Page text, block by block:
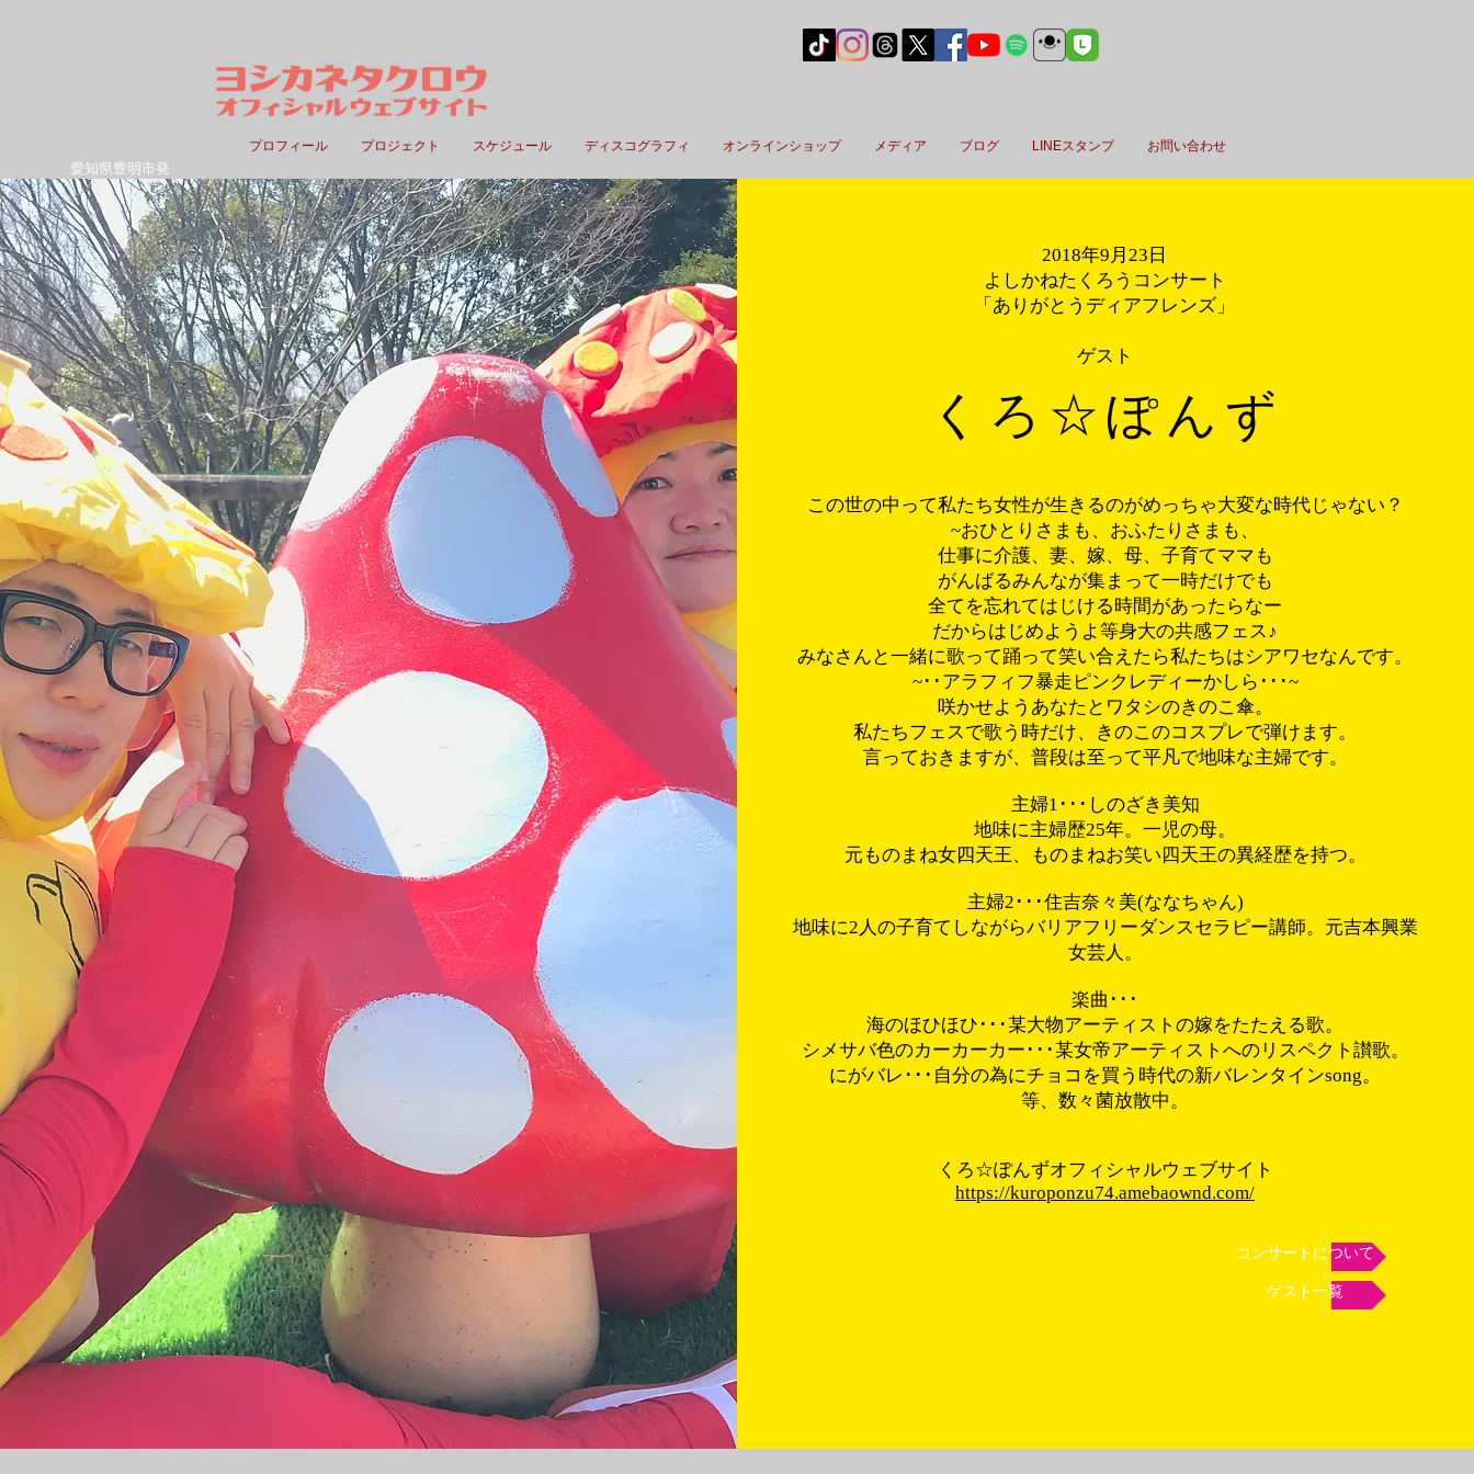
愛知県豊明市発
プロフィール プロジェクト スケジュール ディスコグラフィ オンラインショップ メディア ブログ LINEスタンプ お問い合わせ
2018年9月23日
よしかねたくろうコンサート
「ありがとうディアフレンズ」
​ゲスト
くろ☆ぽんず
この世の中って私たち女性が生きるのがめっちゃ大変な時代じゃない？
~おひとりさまも、おふたりさまも、
仕事に介護、妻、嫁、母、子育てママも
がんばるみんなが集まって一時だけでも
全てを忘れてはじける時間があったらなー
だからはじめようよ等身大の共感フェス♪
みなさんと一緒に歌って踊って笑い合えたら私たちはシアワセなんです。
~･･アラフィフ暴走ピンクレディーかしら･･･~
咲かせようあなたとワタシのきのこ傘。
私たちフェスで歌う時だけ、きのこのコスプレで弾けます。
言っておきますが、普段は至って平凡で地味な主婦です。
主婦1･･･しのざき美知
地味に主婦歴25年。一児の母。
元ものまね女四天王、ものまねお笑い四天王の異経歴を持つ。
主婦2･･･住吉奈々美(ななちゃん)
地味に2人の子育てしながらバリアフリーダンスセラピー講師。元吉本興業
女芸人。
楽曲･･･
海のほひほひ･･･某大物アーティストの嫁をたたえる歌。
シメサバ色のカーカーカー･･･某女帝アーティストへのリスペクト讃歌。
にがバレ･･･自分の為にチョコを買う時代の新バレンタインsong。
等、数々菌放散中。
​くろ☆ぽんずオフィシャルウェブサイト
https://kuroponzu74.amebaownd.com/
コンサートについて
ゲスト一覧